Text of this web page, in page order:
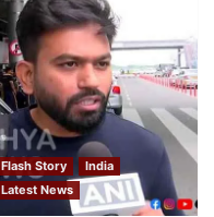
Flash Story
India
Latest News